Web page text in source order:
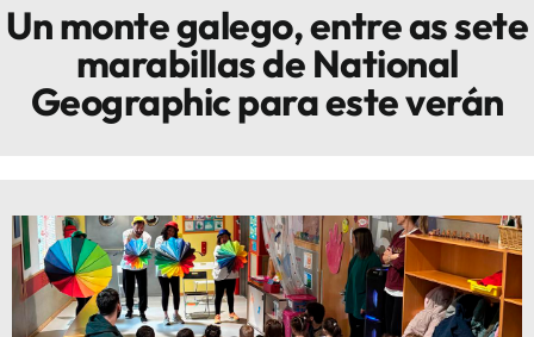
Innova
Un monte galego, entre as sete
marabillas de National
Geographic para este verán